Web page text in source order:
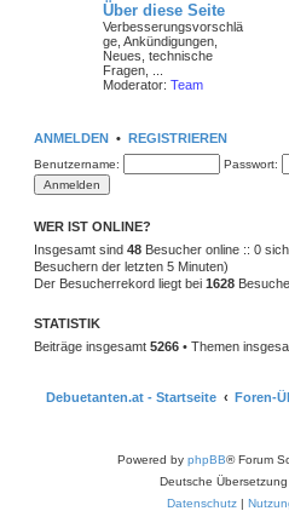
Über diese Seite
Verbesserungsvorschlä
ge, Ankündigungen,
Neues, technische
Fragen, ...
Moderator: Team
ANMELDEN • REGISTRIEREN
Benutzername: Passwort:
WER IST ONLINE?
Insgesamt sind 48 Besucher online :: 0
Besuchern der letzten 5 Minuten)
Der Besucherrekord liegt bei 1628
STATISTIK
Beiträge insgesamt 5266 • Themen
Debuetanten.at - Startseite Foren-
Powered by phpBB® Forum
Deutsche
Datenschutz|